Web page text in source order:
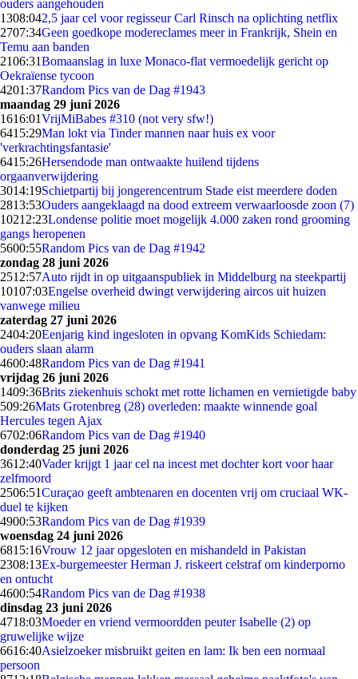
ouders aangehouden
1308:042,5 jaar cel voor regisseur Carl Rinsch na oplichting netflix
2707:34Geen goedkope modereclames meer in Frankrijk, Shein en
Temu aan banden
2106:31Bomaanslag in luxe Monaco-flat vermoedelijk gericht op
Oekraïense tycoon
4201:37Random Pics van de Dag #1943
maandag 29 juni 2026
1616:01VrijMiBabes #310 (not very sfw!)
6415:29Man lokt via Tinder mannen naar huis ex voor
'verkrachtingsfantasie'
6415:26Hersendode man ontwaakte huilend tijdens
orgaanverwijdering
3014:19Schietpartij bij jongerencentrum Stade eist meerdere doden
2813:53Ouders aangeklaagd na dood extreem verwaarloosde zoon (7)
10212:23Londense politie moet mogelijk 4.000 zaken rond grooming
gangs heropenen
5600:55Random Pics van de Dag #1942
zondag 28 juni 2026
2512:57Auto rijdt in op uitgaanspubliek in Middelburg na steekpartij
10107:03Engelse overheid dwingt verwijdering aircos uit huizen
vanwege milieu
zaterdag 27 juni 2026
2404:20Eenjarig kind ingesloten in opvang KomKids Schiedam:
ouders slaan alarm
4600:48Random Pics van de Dag #1941
vrijdag 26 juni 2026
1409:36Brits ziekenhuis schokt met rotte lichamen en vernietigde baby
509:26Mats Grotenbreg (28) overleden: maakte winnende goal
Hercules tegen Ajax
6702:06Random Pics van de Dag #1940
donderdag 25 juni 2026
3612:40Vader krijgt 1 jaar cel na incest met dochter kort voor haar
zelfmoord
2506:51Curaçao geeft ambtenaren en docenten vrij om cruciaal WK-
duel te kijken
4900:53Random Pics van de Dag #1939
woensdag 24 juni 2026
6815:16Vrouw 12 jaar opgesloten en mishandeld in Pakistan
2308:13Ex-burgemeester Herman J. riskeert celstraf om kinderporno
en ontucht
4600:54Random Pics van de Dag #1938
dinsdag 23 juni 2026
4718:03Moeder en vriend vermoordden peuter Isabelle (2) op
gruwelijke wijze
6616:40Asielzoeker misbruikt geiten en lam: Ik ben een normaal
persoon